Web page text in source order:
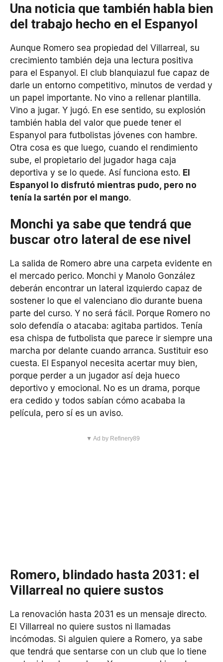
Una noticia que también habla bien
del trabajo hecho en el Espanyol
Aunque Romero sea propiedad del Villarreal, su
crecimiento también deja una lectura positiva
para el Espanyol. El club blanquiazul fue capaz de
darle un entorno competitivo, minutos de verdad y
un papel importante. No vino a rellenar plantilla.
Vino a jugar. Y jugó. En ese sentido, su explosión
también habla del valor que puede tener el
Espanyol para futbolistas jóvenes con hambre.
Otra cosa es que luego, cuando el rendimiento
sube, el propietario del jugador haga caja
deportiva y se lo quede. Así funciona esto. El
Espanyol lo disfrutó mientras pudo, pero no
tenía la sartén por el mango.
Monchi ya sabe que tendrá que
buscar otro lateral de ese nivel
La salida de Romero abre una carpeta evidente en
el mercado perico. Monchi y Manolo González
deberán encontrar un lateral izquierdo capaz de
sostener lo que el valenciano dio durante buena
parte del curso. Y no será fácil. Porque Romero no
solo defendía o atacaba: agitaba partidos. Tenía
esa chispa de futbolista que parece ir siempre una
marcha por delante cuando arranca. Sustituir eso
cuesta. El Espanyol necesita acertar muy bien,
porque perder a un jugador así deja hueco
deportivo y emocional. No es un drama, porque
era cedido y todos sabían cómo acababa la
película, pero sí es un aviso.
▼ Ad by Refinery89
Romero, blindado hasta 2031: el
Villarreal no quiere sustos
La renovación hasta 2031 es un mensaje directo.
El Villarreal no quiere sustos ni llamadas
incómodas. Si alguien quiere a Romero, ya sabe
que tendrá que sentarse con un club que lo tiene